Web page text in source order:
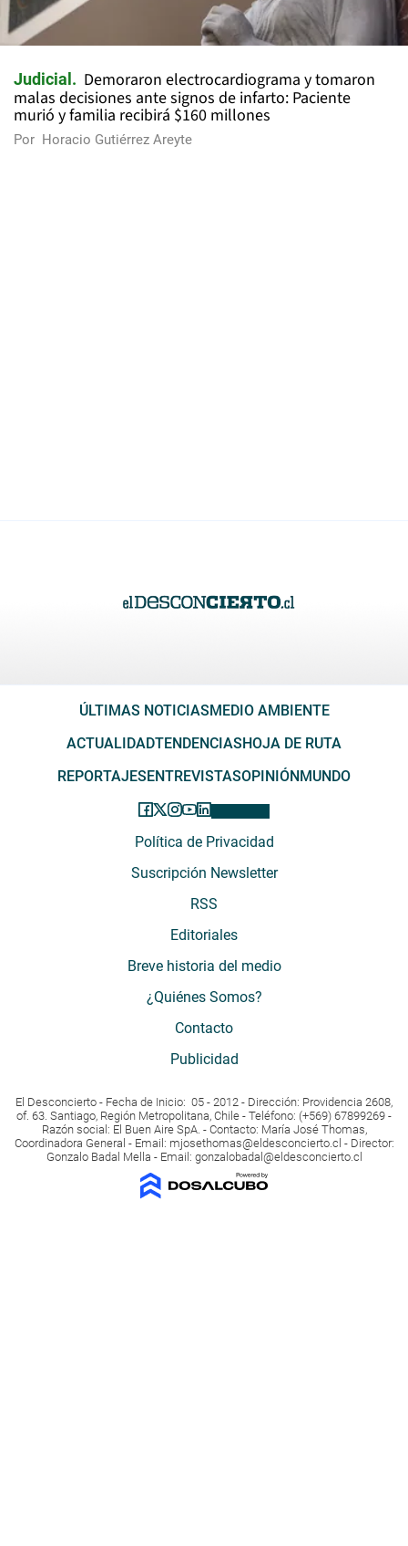
Judicial
Demoraron electrocardiograma y tomaron
malas decisiones ante signos de infarto: Paciente
murió y familia recibirá $160 millones
Por Horacio Gutiérrez Areyte
ÚLTIMAS NOTICIASMEDIO AMBIENTE
ACTUALIDADTENDENCIASHOJA DE RUTA
REPORTAJESENTREVISTASOPINIÓNMUNDO
Política de Privacidad
Suscripción Newsletter
RSS
Editoriales
Breve historia del medio
¿Quiénes Somos?
Contacto
Publicidad
El Desconcierto - Fecha de Inicio: 05 - 2012 - Dirección: Providencia 2608,
of. 63. Santiago, Región Metropolitana, Chile - Teléfono: (+569) 67899269 -
Razón social: El Buen Aire SpA. - Contacto: María José Thomas,
Coordinadora General - Email: mjosethomas@eldesconcierto.cl - Director:
Gonzalo Badal Mella - Email: gonzalobadal@eldesconcierto.cl